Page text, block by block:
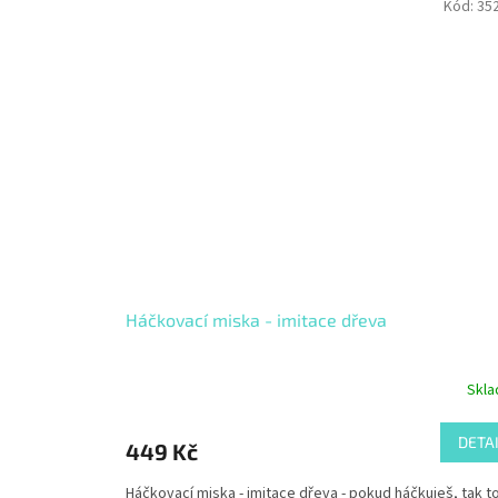
Háčkovací miska - imitace dřeva
449 Kč
Kód: